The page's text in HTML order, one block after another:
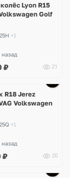
Lyon R15
Golf
+1
₽ 21
R18 Jerez
Volkswagen
+1
₽ 20